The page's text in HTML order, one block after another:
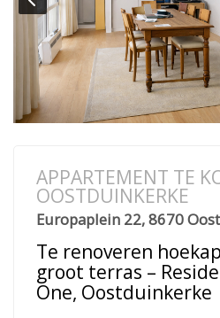
APPARTEMENT TE
OOSTDUINKERKE
Europaplein 22, 8670
Te renoveren
groot terras –
One, Oostduinkerke